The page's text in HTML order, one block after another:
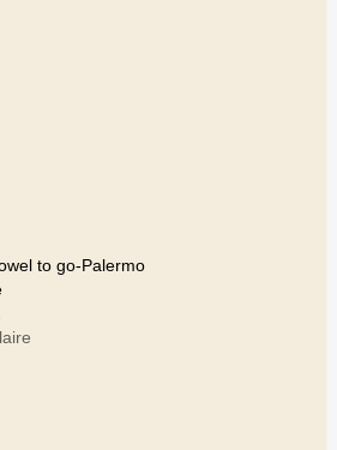
to go-Palermo